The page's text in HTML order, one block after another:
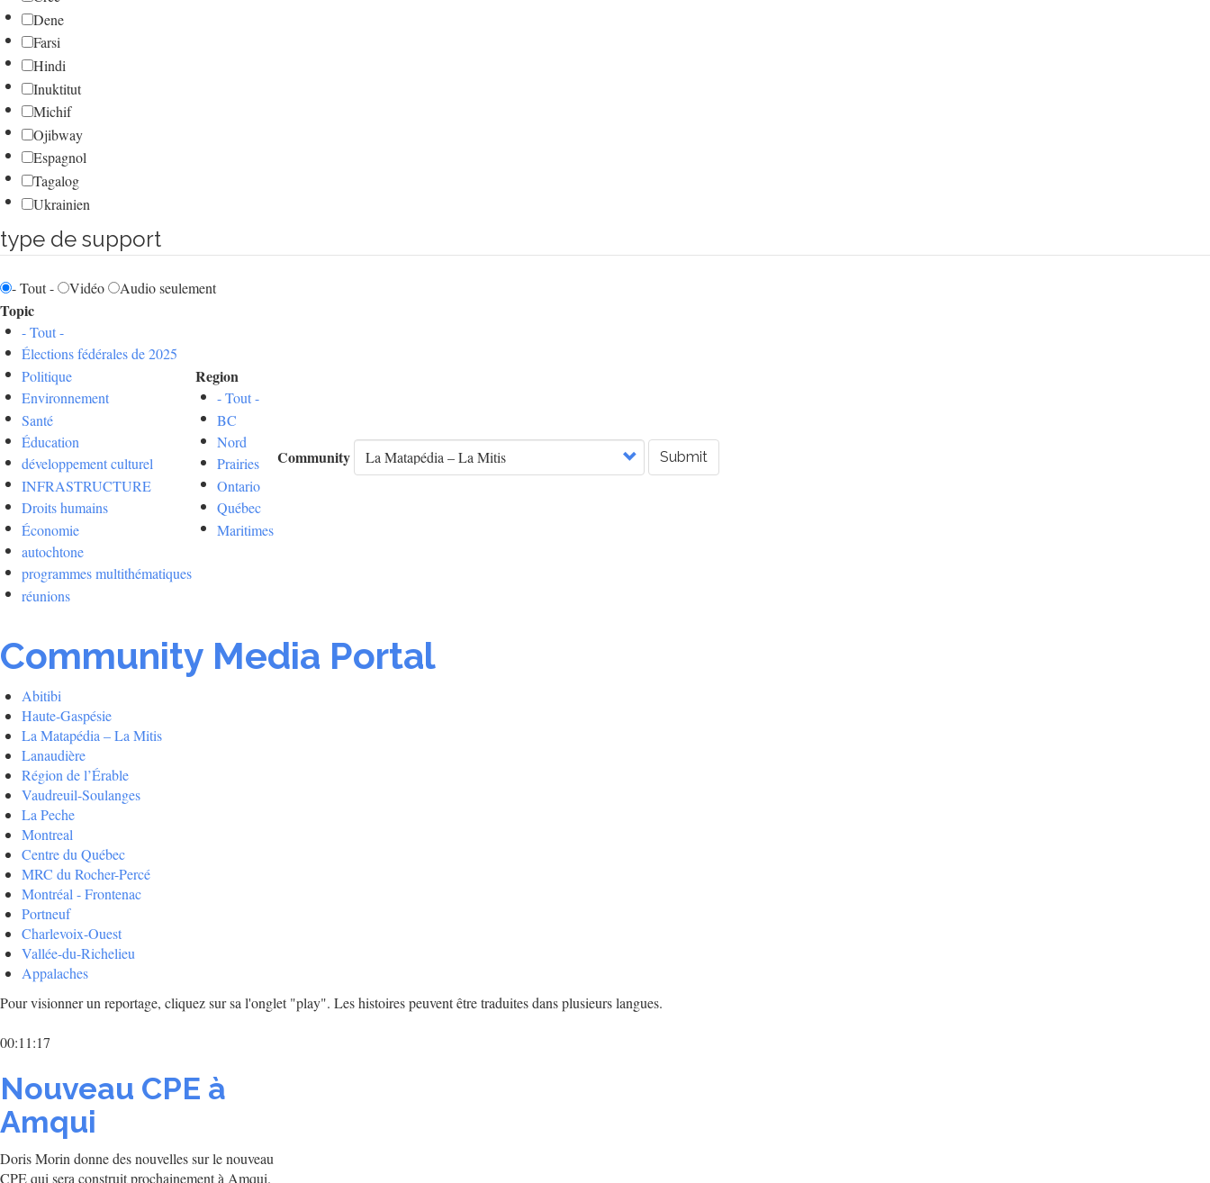
Dene
Farsi
Hindi
Inuktitut
Michif
Ojibway
Espagnol
Tagalog
Ukrainien
type de support
- Tout - Vidéo Audio seulement
Topic
- Tout -
Élections fédérales de 2025
Politique
Environnement
Santé
Éducation
développement culturel
INFRASTRUCTURE
Droits humains
Économie
autochtone
programmes multithématiques
réunions
Region
- Tout -
BC
Nord
Prairies
Ontario
Québec
Maritimes
Community Submit
Community Media Portal
Abitibi
Haute-Gaspésie
La Matapédia – La Mitis
Lanaudière
Région de l’Érable
Vaudreuil-Soulanges
La Peche
Montreal
Centre du Québec
MRC du Rocher-Percé
Montréal - Frontenac
Portneuf
Charlevoix-Ouest
Vallée-du-Richelieu
Appalaches
Pour visionner un reportage, cliquez sur sa l'onglet "play". Les histoires peuvent être traduites dans plusieurs langues.
00:11:17
Nouveau CPE à
Amqui
Doris Morin donne des nouvelles sur le nouveau
CPE qui sera construit prochainement à Amqui.